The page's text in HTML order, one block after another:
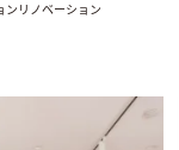
ンリノベーション